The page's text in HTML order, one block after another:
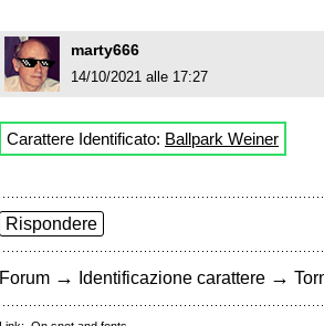
marty666
14/10/2021 alle 17:27
Carattere Identificato: Ballpark Weiner
Rispondere
Forum → Identificazione carattere →